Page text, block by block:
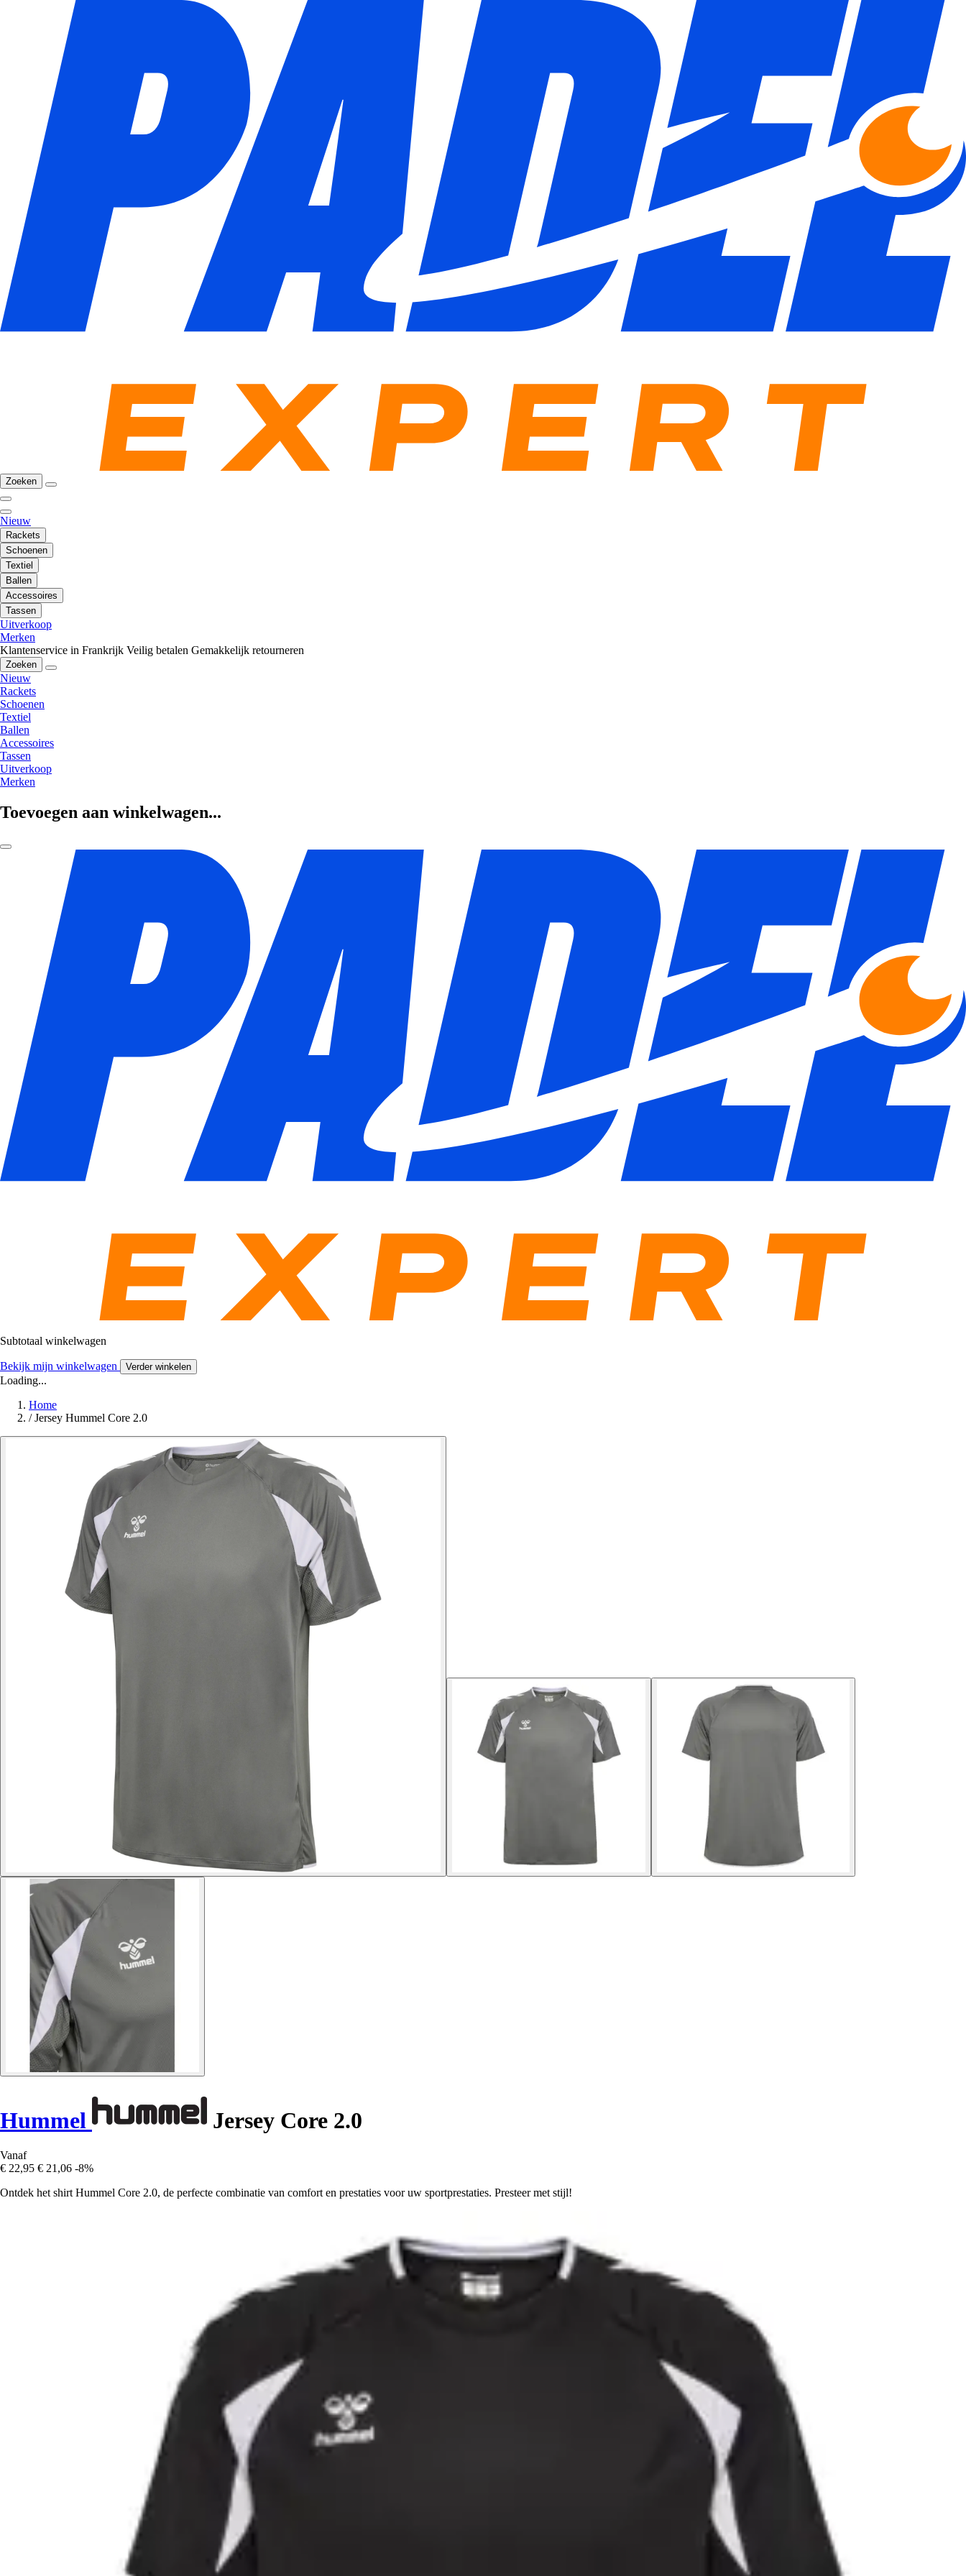
Zoeken
Nieuw
Rackets
Schoenen
Textiel
Ballen
Accessoires
Tassen
Uitverkoop
Merken
Klantenservice in Frankrijk Veilig betalen Gemakkelijk retourneren
Zoeken
Nieuw
Rackets
Schoenen
Textiel
Ballen
Accessoires
Tassen
Uitverkoop
Merken
Toevoegen aan winkelwagen...
Subtotaal winkelwagen
Bekijk mijn winkelwagen Verder winkelen
Loading...
Home
/ Jersey Hummel Core 2.0
Hummel Jersey Core 2.0
Vanaf
€ 22,95 € 21,06 -8%
Ontdek het shirt Hummel Core 2.0, de perfecte combinatie van comfort en prestaties voor uw sportprestaties. Presteer met stijl!